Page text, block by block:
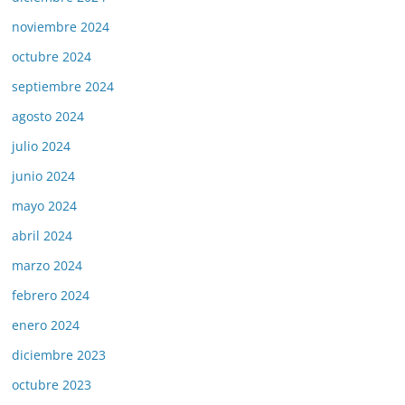
noviembre 2024
octubre 2024
septiembre 2024
agosto 2024
julio 2024
junio 2024
mayo 2024
abril 2024
marzo 2024
febrero 2024
enero 2024
diciembre 2023
octubre 2023